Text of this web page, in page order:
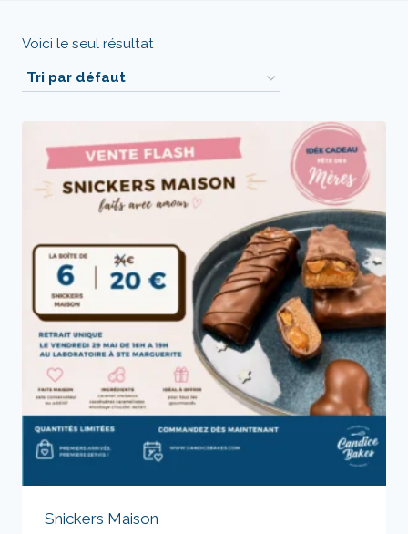
Voici le seul résultat
Snickers Maison